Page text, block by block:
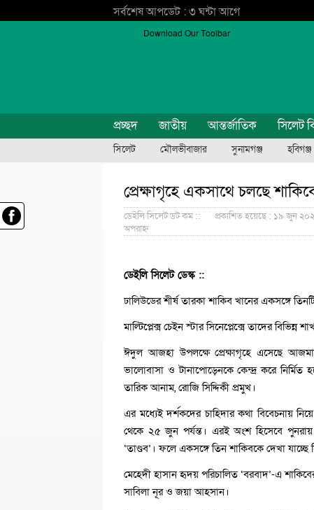
সর্বশেষ আপডেট : ৩ ঘন্টা আগে
Download Our Toolbar
প্রচ্ছদ জাতীয় আন্তর্জাতিক সিলেট
সিলেট মৌলভীবাজার সুনামগঞ্জ হবিগঞ্জ
প্রেক্ষাগৃহে একসাথে চলছে
ডেইলি সিলেট ডট কম ::
প্রকাশিত হয়েছে : ১৯ জুন
অপরাহ্ন
ডেইলি সিলেট ডেস্ক ::
ঢালিউডের শীর্ষ তারকা শাকিব খানের একসঙ্গে
মাল্টিপ্লেক্স চেইন স্টার সিনেপ্লেক্সে তাদের
ঈদুল আজহা উপলক্ষে প্রেক্ষাগৃহে এসেছে
ভালোবাসা ও টানাপোড়েনকে কেন্দ্র করে নির্মিত
তারিক আনাম, রোজি সিদ্দিকী প্রমুখ।
এর মধ্যেই দর্শকদের চাহিদার কথা বিবেচনায়
থেকে ২৫ জুন পর্যন্ত। এরই অংশ হিসেবে পুনরায়
‘তাণ্ডব’। ফলে একসঙ্গে তিন শাকিবকে দেখা
মেহেদী হাসান হৃদয় পরিচালিত ‘বরবাদ’-এ
সাবিলা নূর ও জয়া আহসান।